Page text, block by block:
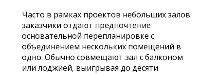
Часто в рамках проектов небольших залов
заказчики отдают предпочтение
основательной перепланировке с
объединением нескольких помещений в
одно. Обычно совмещают зал с балконом
или лоджией, выигрывая до десяти